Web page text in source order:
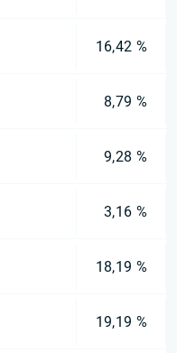
16,42 %
8,79 %
9,28 %
3,16 %
18,19 %
19,19 %